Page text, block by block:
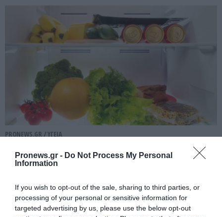
Pronews.gr - Do Not Process My Personal
Information
If you wish to opt-out of the sale, sharing to third parties, or
processing of your personal or sensitive information for
targeted advertising by us, please use the below opt-out
PRONEWS.GR /ΥΓΕΙΑ
Αυτά τα τρόφιμα δεν πρέπει να μπαίνουν
στο ψυγείο – Ποια είναι η σωστή
09.08.2026 | 10:07